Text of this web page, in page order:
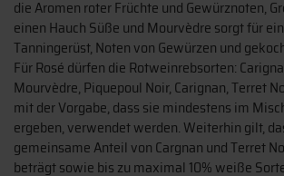
die Aromen roter Früchte und Gewürznoten,
einen Hauch Süße und Mourvèdre sorgt für
Tanningerüst, Noten von Gewürzen und
Für Rosé dürfen die Rotweinrebsorten:
Mourvèdre, Piquepoul Noir, Carignan, Terret
mit der Vorgabe, dass sie mindestens im
ergeben, verwendet werden. Weiterhin gilt,
gemeinsame Anteil von Cargnan und Terret
beträgt sowie bis zu maximal 10% weiße